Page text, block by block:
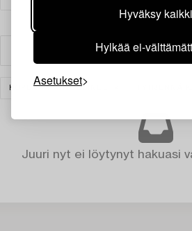
Hyväksy kaikki
Hylkää ei-
Asetukset
Suodatin
HOPEA JA ARVOESINEET
Juuri nyt ei löytynyt hakuasi